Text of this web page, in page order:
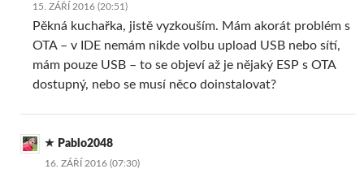
15. ZÁŘÍ 2016 (20:51)
Pěkná kuchařka, jistě vyzkouším. Mám akorát problém s
OTA – v IDE nemám nikde volbu upload USB nebo sítí,
mám pouze USB – to se objeví až je nějaký ESP s OTA
dostupný, nebo se musí něco doinstalovat?
Pablo2048
16. ZÁŘÍ 2016 (07:30)